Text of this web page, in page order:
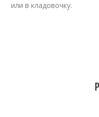
или в кладовочку.